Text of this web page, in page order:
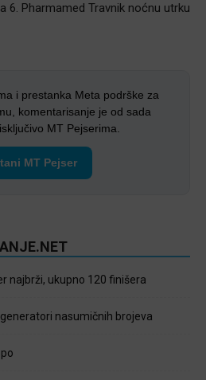
6. Pharmamed Travnik noćnu utrku
i prestanka Meta podrške za
komentarisanje je od sada
MT Pejserima.
MT Pejser
najbrži, ukupno 120 finišera
generatori nasumičnih brojeva